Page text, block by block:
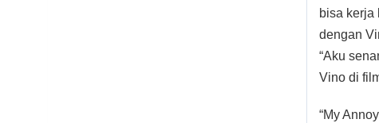
bisa kerja
dengan
“Aku
Vino di
“My